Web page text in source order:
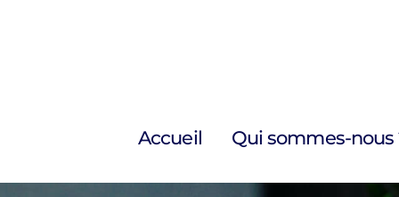
Accueil Qui sommes-nous